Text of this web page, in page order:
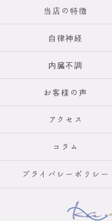
当店の特徴
自律神経
内臓不調
お客様の声
アクセス
コラム
プライバシーポリシー